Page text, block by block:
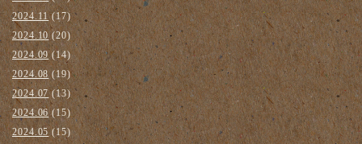
2024.11(17)
2024.10(20)
2024.09(14)
2024.08 (19)
2024.07(13)
2024.06(15)
2024.05(15)